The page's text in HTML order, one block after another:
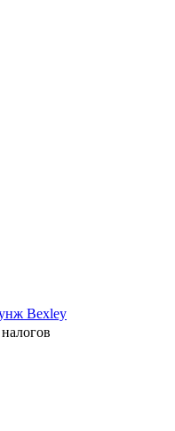
Bexley